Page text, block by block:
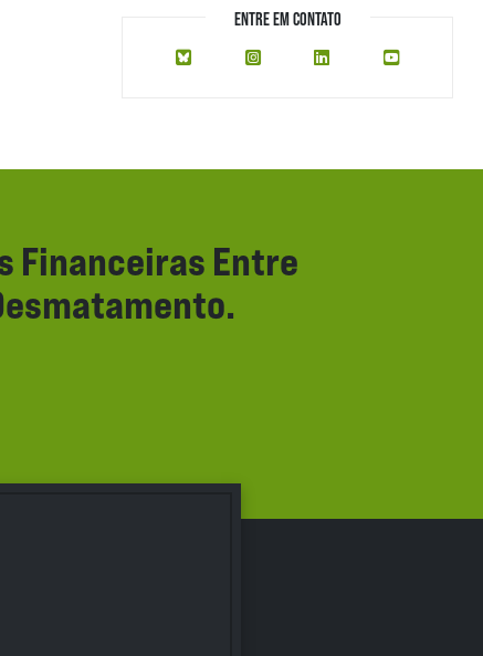
ENTRE EM CONTATO
Financeiras Entre